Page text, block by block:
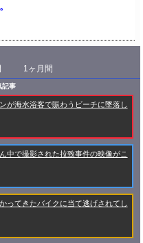
1ヶ月間
記事
が海水浴客で賑わうビーチに墜落し
中で撮影された拉致事件の映像がこ
ってきたバイクに当て逃げされてし